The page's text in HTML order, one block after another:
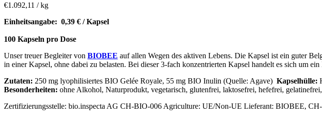
€1.092,11 /kg
Einheitsangabe: 0,39 € / Kapsel
100 Kapseln pro Dose
Unser treuer Begleiter von BIOBEE auf allen Wegen des aktiven Lebens. Die Kapsel ist ein guter
in einer Kapsel, ohne dabei zu belasten. Bei dieser 3-fach konzentrierten Kapsel handelt es sich um
Zutaten: 250 mg lyophilisiertes BIO Gelée Royale, 55 mg BIO Inulin (Quelle: Agave) Kapselhülle:
Besonderheiten: ohne Alkohol, Naturprodukt, vegetarisch, glutenfrei, laktosefrei, hefefrei,
Zertifizierungsstelle: bio.inspecta AG CH-BIO-006 Agriculture: UE/Non-UE Lieferant: BIOBEE,